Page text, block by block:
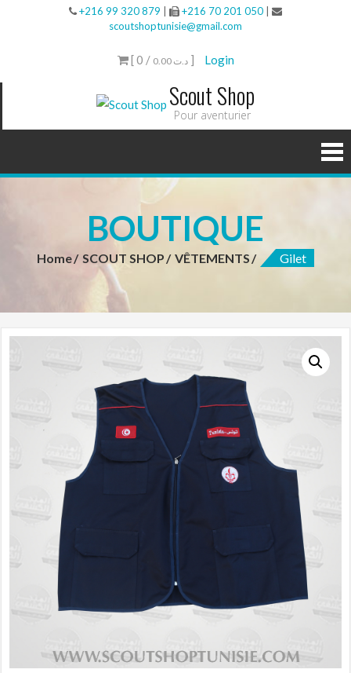
+216 99 320 879 +216 70 201 050
scoutshoptunisie@gmail.com
[ 0 / 0.00 د.ت] Login
Scout Shop
Pour aventurier
BOUTIQUE
Home SCOUT SHOP VÊTEMENTS Gilet